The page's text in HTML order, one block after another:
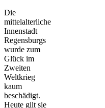
Die
mittelalterliche
Innenstadt
Regensburgs
wurde zum
Glück im
Zweiten
Weltkrieg
kaum
beschädigt.
Heute gilt sie